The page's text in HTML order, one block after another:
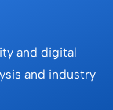
and digital
and industry